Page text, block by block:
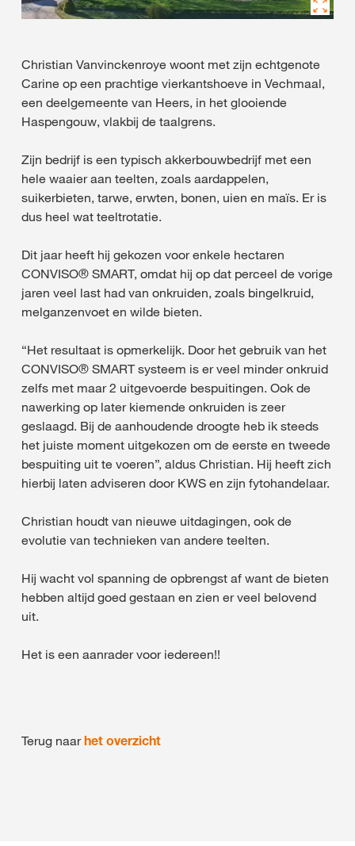
Christian Vanvinckenroye woont met zijn echtgenote
Carine op een prachtige vierkantshoeve in Vechmaal,
een deelgemeente van Heers, in het glooiende
Haspengouw, vlakbij de taalgrens.
Zijn bedrijf is een typisch akkerbouwbedrijf met een
hele waaier aan teelten, zoals aardappelen,
suikerbieten, tarwe, erwten, bonen, uien en maïs. Er is
dus heel wat teeltrotatie.
Dit jaar heeft hij gekozen voor enkele hectaren
CONVISO® SMART, omdat hij op dat perceel de vorige
jaren veel last had van onkruiden, zoals bingelkruid,
melganzenvoet en wilde bieten.
“Het resultaat is opmerkelijk. Door het gebruik van het
CONVISO® SMART systeem is er veel minder onkruid
zelfs met maar 2 uitgevoerde bespuitingen. Ook de
nawerking op later kiemende onkruiden is zeer
geslaagd. Bij de aanhoudende droogte heb ik steeds
het juiste moment uitgekozen om de eerste en tweede
bespuiting uit te voeren”, aldus Christian. Hij heeft zich
hierbij laten adviseren door KWS en zijn fytohandelaar.
Christian houdt van nieuwe uitdagingen, ook de
evolutie van technieken van andere teelten.
Hij wacht vol spanning de opbrengst af want de bieten
hebben altijd goed gestaan en zien er veel belovend
uit.
Het is een aanrader voor iedereen!!
Terug naarhet overzicht